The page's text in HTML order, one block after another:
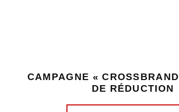
CAMPAGNE «
DE RÉDUCTION